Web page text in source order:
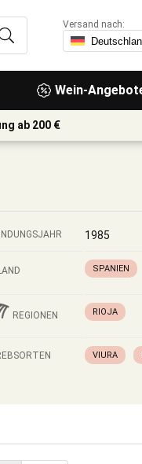
Wein-
Versand nach:
ab 200 €
1985
SPANIEN
REGIONEN RIOJA
VIURA